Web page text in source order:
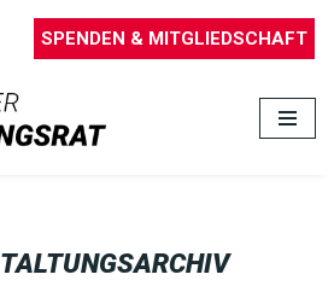
SPENDEN & MITGLIEDSCHAFT